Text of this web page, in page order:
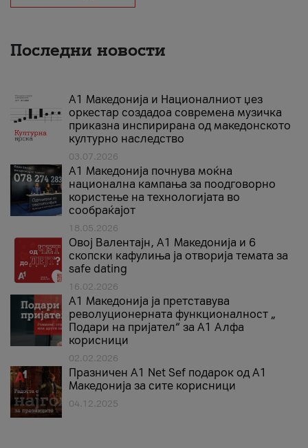
Последни новости
А1 Македонија и Националниот џез
оркестар создадоа современа музичка
приказна инспирирана од македонското
културно наследство
03.07.2026
A1 Македонија почнува моќна
национална кампања за поодговорно
користење на технологијата во
сообраќајот
18.05.2026
Овој Валентајн, A1 Македонија и 6
скопски кафулиња ја отворија темата за
safe dating
16.02.2026
А1 Македонија ја претставува
револуционерната функционалност „
Подари на пријател“ за А1 Алфа
корисници
02.02.2026
Празничен A1 Net Sеf подарок од А1
Македонија за сите корисници
04.12.2025